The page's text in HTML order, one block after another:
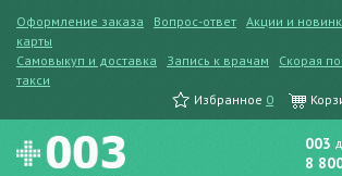
Оформление заказа Вопрос-ответ Акции и
карты
Самовыкуп и доставка
Запись к врачам Скорая
такси
Избранное 0
003
8